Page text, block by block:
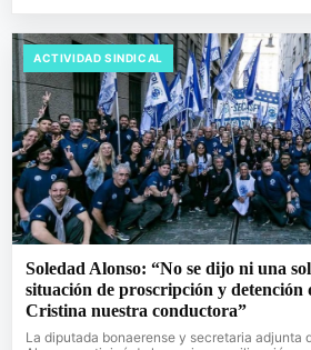
ACTIVIDAD SINDICAL
Soledad Alonso: “No se dijo ni una
situación de proscripción y detención
Cristina nuestra conductora”
La diputada bonaerense y secretaria adjunta